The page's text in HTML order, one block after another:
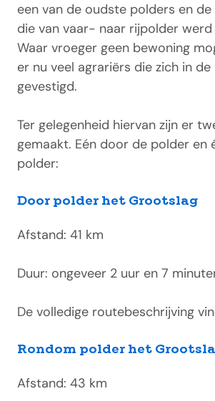
een van de oudste polders en
die van vaar- naar rijpolder werd
Waar vroeger geen bewoning
er nu veel agrariërs die zich in
gevestigd.
Ter gelegenheid hiervan zijn er
gemaakt. Eén door de polder en
polder:
Door polder het Grootslag
Afstand: 41 km
Duur: ongeveer 2 uur en 7
De volledige routebeschrijving
Rondom polder het
Afstand: 43 km